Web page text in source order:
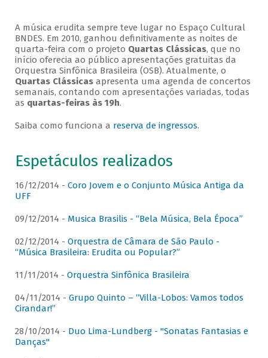
A música erudita sempre teve lugar no Espaço Cultural
BNDES. Em 2010, ganhou definitivamente as noites de
quarta-feira com o projeto Quartas Clássicas, que no
início oferecia ao público apresentações gratuitas da
Orquestra Sinfônica Brasileira (OSB). Atualmente, o
Quartas Clássicasapresenta uma agenda de concertos
semanais, contando com apresentações variadas, todas
as quartas-feiras às 19h.
Saiba como funciona a reserva de ingressos.
Espetáculos realizados
16/12/2014 - Coro Jovem e o Conjunto Música Antiga da
UFF
09/12/2014 - Musica Brasilis - “Bela Música, Bela Época”
02/12/2014 - Orquestra de Câmara de São Paulo -
“Música Brasileira: Erudita ou Popular?”
11/11/2014 - Orquestra Sinfônica Brasileira
04/11/2014 - Grupo Quinto – “Villa-Lobos: Vamos todos
Cirandar!”
28/10/2014 - Duo Lima-Lundberg - "Sonatas Fantasias e
Danças"